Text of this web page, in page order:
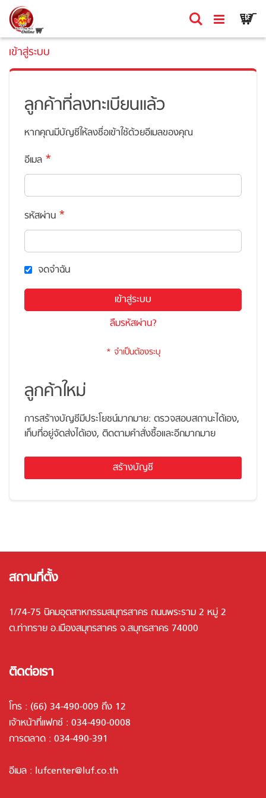
Skip
to
Content
0รายก
ค้นหา
เข้าสู่ระบบ
ลูกค้าที่ลงทะเบียนแล้ว
หากคุณมีบัญชีให้ลงชื่อเข้าใช้ด้วยอีเมลของคุณ
อีเมล
รหัสผ่าน
จดจำฉัน
เข้าสู่ระบบ
ลืมรหัสผ่าน?
ลูกค้าใหม่
การสร้างบัญชีมีประโยชน์มากมาย: ตรวจสอบสถานะได้เอง,
เก็บที่อยู่จัดส่งได้เอง, ติดตามคำสั่งซื้อและอีกมากมาย
สร้างบัญชี
สถานที่ตั้ง
1/74-75 นิคมอุตสาหกรรมสมุทรสาคร ถนนพระราม 2 หมู่ 2
ต.ท่าทราย อ.เมืองสมุทรสาคร จ.สมุทรสาคร 74000
ติดต่อเรา
โทร : (66) 34-490-009 ถึง 12
เจ้าหน้าที่แฟกซ์ : 034-490-0008
การตลาด : 034-490-391
อีเมล : lufcenter@luf.co.th